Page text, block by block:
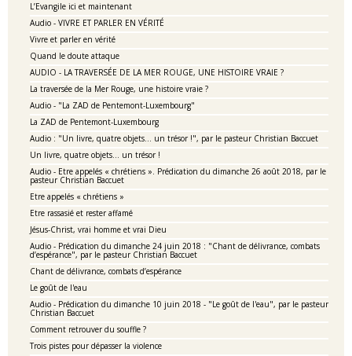
L’Evangile ici et maintenant
Audio - VIVRE ET PARLER EN VÉRITÉ
Vivre et parler en vérité
Quand le doute attaque
AUDIO - LA TRAVERSÉE DE LA MER ROUGE, UNE HISTOIRE VRAIE ?
La traversée de la Mer Rouge, une histoire vraie ?
Audio - "La ZAD de Pentemont-Luxembourg"
La ZAD de Pentemont-Luxembourg
Audio : "Un livre, quatre objets… un trésor !", par le pasteur Christian Baccuet
Un livre, quatre objets… un trésor !
Audio - Etre appelés « chrétiens ». Prédication du dimanche 26 août 2018, par le
pasteur Christian Baccuet
Etre appelés « chrétiens »
Etre rassasié et rester affamé
Jésus-Christ, vrai homme et vrai Dieu
Audio - Prédication du dimanche 24 juin 2018 : "Chant de délivrance, combats
d’espérance", par le pasteur Christian Baccuet
Chant de délivrance, combats d’espérance
Le goût de l'eau
Audio - Prédication du dimanche 10 juin 2018 - "Le goût de l'eau", par le pasteur
Christian Baccuet
Comment retrouver du souffle ?
Trois pistes pour dépasser la violence